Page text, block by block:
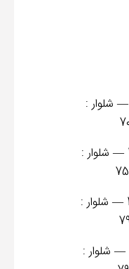
10 : کت : عرض سینه : 40CM — قد : 40CM — شلوار :
12 : کت : عرض سینه : 46CM — قد : 42CM — شلوار :
14 : کت : عرض سینه : 46CM — قد : 46CM — شلوار :
16 : کت : عرض سینه : 49CM — قد : 49CM — شلوار :